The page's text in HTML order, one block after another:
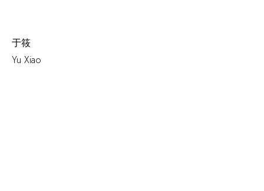
于筱
Yu Xiao